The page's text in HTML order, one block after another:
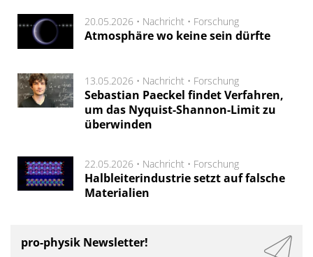
20.05.2026 • Nachricht • Forschung
Atmosphäre wo keine sein dürfte
13.05.2026 • Nachricht • Forschung
Sebastian Paeckel findet Verfahren,
um das Nyquist-Shannon-Limit zu
überwinden
22.05.2026 • Nachricht • Forschung
Halbleiterindustrie setzt auf falsche
Materialien
pro-physik Newsletter!